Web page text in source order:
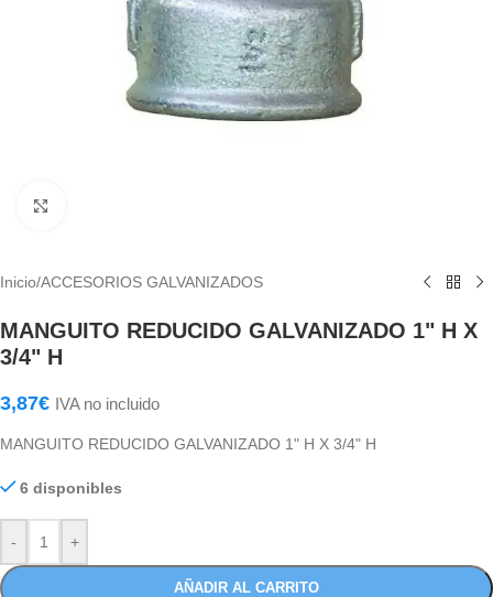
Inicio/ACCESORIOS GALVANIZADOS
MANGUITO REDUCIDO GALVANIZADO 1" H X
3/4" H
3,87€ IVA no incluido
MANGUITO REDUCIDO GALVANIZADO 1" H X 3/4" H
6 disponibles
- +
AÑADIR AL CARRITO